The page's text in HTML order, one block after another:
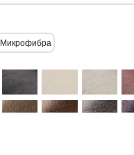
Микрофибра